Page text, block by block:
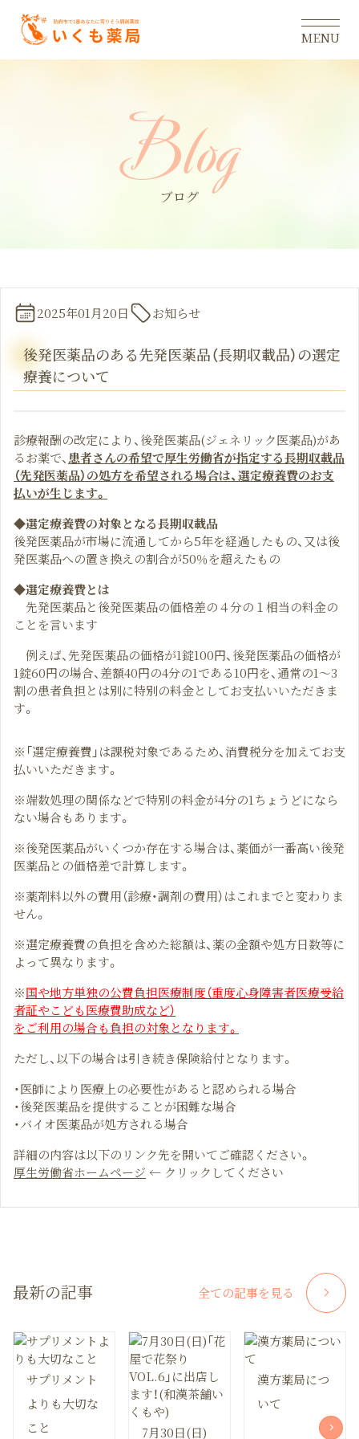
MENU
Blog
ブログ
2025年01月20日 お知らせ
後発医薬品のある先発医薬品（長期収載品）の選定
療養について
診療報酬の改定により、後発医薬品(ジェネリック医薬品)があ
るお薬で、 患者さんの希望で厚生労働省が指定する長期収載品
（先発医薬品）の処方を希望される場合は、選定療養費のお支
払いが生じます。
◆選定療養費の対象となる長期収載品
後発医薬品が市場に流通してから5年を経過したもの、又は後
発医薬品への置き換えの割合が50％を超えたもの
◆選定療養費とは
先発医薬品と後発医薬品の価格差の４分の１相当の料金の
ことを言います
例えば、先発医薬品の価格が1錠100円、後発医薬品の価格が
1錠60円の場合、差額40円の4分の1である10円を、通常の1～3
割の患者負担とは別に特別の料金としてお支払いいただきま
す。
※「選定療養費」は課税対象であるため、消費税分を加えてお支
払いいただきます。
※端数処理の関係などで特別の料金が4分の1ちょうどになら
ない場合もあります。
※後発医薬品がいくつか存在する場合は、薬価が一番高い後発
医薬品との価格差で計算します。
※薬剤料以外の費用（診療・調剤の費用）はこれまでと変わりま
せん。
※選定療養費の負担を含めた総額は、薬の金額や処方日数等に
よって異なります。
※国や地方単独の公費負担医療制度（重度心身障害者医療受給
者証やこども医療費助成など）
をご利用の場合も負担の対象となります。
ただし、以下の場合は引き続き保険給付となります。
・医師により医療上の必要性があると認められる場合
・後発医薬品を提供することが困難な場合
・バイオ医薬品が処方される場合
詳細の内容は以下のリンク先を開いてご確認ください。
厚生労働省ホームページ ← クリックしてください
最新の記事 全ての記事を見る
サプリメント
よりも大切な
こと
7月30日(日)
漢方薬局につ
いて